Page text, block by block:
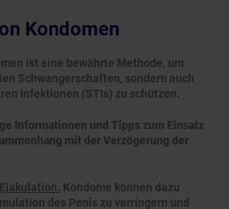
Kondomen
ist eine bewährte Methode, um
Schwangerschaften, sondern auch
Infektionen (STIs) zu schützen.
Informationen und Tipps zum Einsatz
mit der Verzögerung der
Kondome können dazu
des Penis zu verringern und